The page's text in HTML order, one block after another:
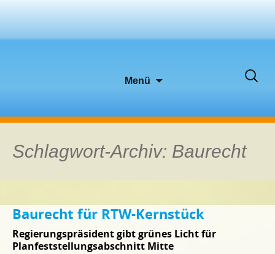
Menü
Suchen
Schlagwort-Archiv: Baurecht
Baurecht für RTW-Kernstück
Regierungspräsident gibt grünes Licht für
Planfeststellungsabschnitt Mitte